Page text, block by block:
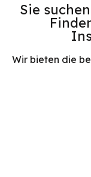
Sie
Wir bieten die